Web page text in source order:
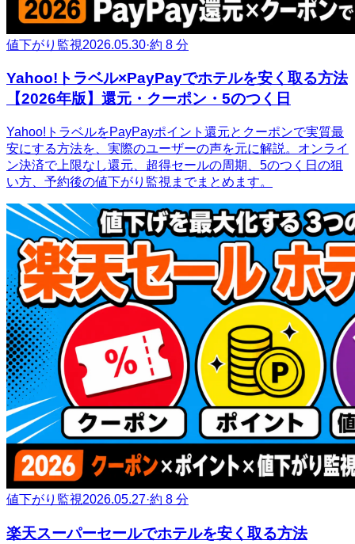
値下がり監視2026.05.30·約 8 分
Yahoo!トラベル×PayPayでホテルを安く取る方法
【2026年版】還元・クーポン・5のつく日
Yahoo!トラベルをPayPayポイント還元とクーポンで実質最
安にする方法を、実際のユーザーの声を元に解説。オンライ
ン決済で上限なし還元、超得セールの周期、5のつく日の狙
い方、予約後の値下がり監視までまとめます。
値下がり監視2026.05.27·約 8 分
楽天スーパーセールでホテルを安く取る方法